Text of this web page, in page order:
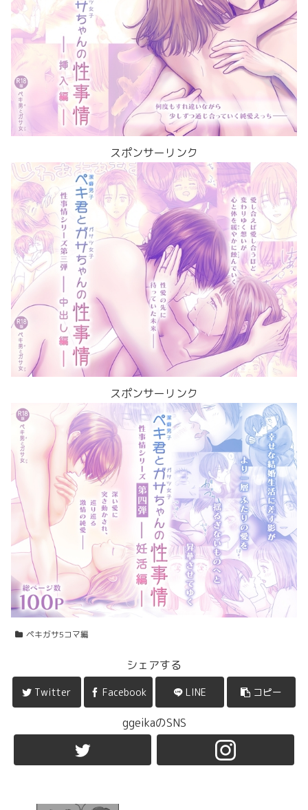
スポンサーリンク
スポンサーリンク
ペキガサ5コマ編
シェアする
Twitter Facebook LINE コピー
ggeikaのSNS